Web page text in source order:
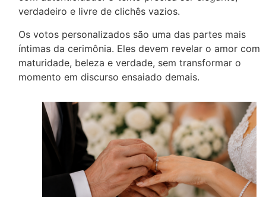
verdadeiro e livre de clichês vazios.
Os votos personalizados são uma das partes mais
íntimas da cerimônia. Eles devem revelar o amor com
maturidade, beleza e verdade, sem transformar o
momento em discurso ensaiado demais.